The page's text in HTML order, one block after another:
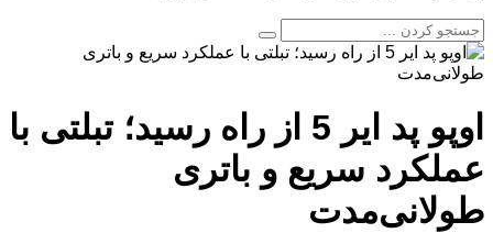
اوپو پد ایر 5 از راه رسید؛ تبلتی با
عملکرد سریع و باتری
طولانی‌مدت